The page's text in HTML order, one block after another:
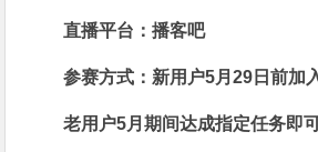
直播平台：播客吧
参赛方式：新用户5月29日前加
老用户5月期间达成指定任务即